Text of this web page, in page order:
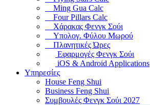
Ming Gua Calc
Four Pillars Calc
Χάρακας Φενγκ Σούι
Υπολογ. Φύλου Μωρού
Πλανητικές Ώρες
Εφαρμογές Φενγκ Σούι
iOS & Android Applications
Υπηρεσίες
House Feng Shui
Business Feng Shui
Συμβουλές Φενγκ Σούι 2027